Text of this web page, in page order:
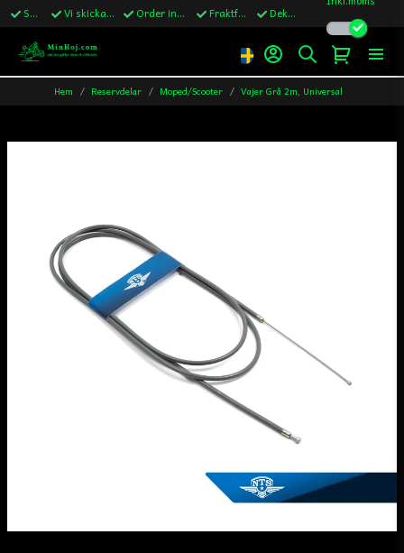
Snabba leveranser Vi skickar till Sverige,Danmark & Finland Order innan kl.13 skickas samma vardag Fraktfritt över 1200kr till Sverige Dekaler ingår i alla ordrar
Hem Reservdelar Moped/Scooter Vajer Grå 2m, Universal